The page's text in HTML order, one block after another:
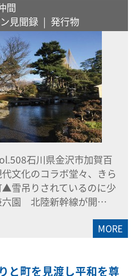
間
見聞録
発行物
石川県金沢市加賀百
文化のコラボ堂々、きら
▲雪吊りされているのに少
六園 北陸新幹線が開…
MORE
町を見渡し平和を尊